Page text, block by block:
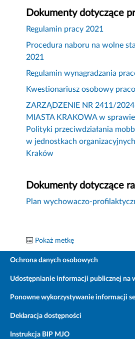
Dokumenty dotyczące
Regulamin pracy 2021
Procedura naboru na wolne
2021
Regulamin wynagradzania
Kwestionariusz osobowy
ZARZĄDZENIE NR 2411/2024
MIASTA KRAKOWA w
Polityki przeciwdziałania
w jednostkach
Kraków
Dokumenty dotyczące
Plan wychowaczo-
Pokaż metkę
Ochrona danych osobowych
Udostępnianie informacji publicznej na
Ponowne wykorzystywanie informacji
Deklaracja dostępności
Instrukcja BIP MJO